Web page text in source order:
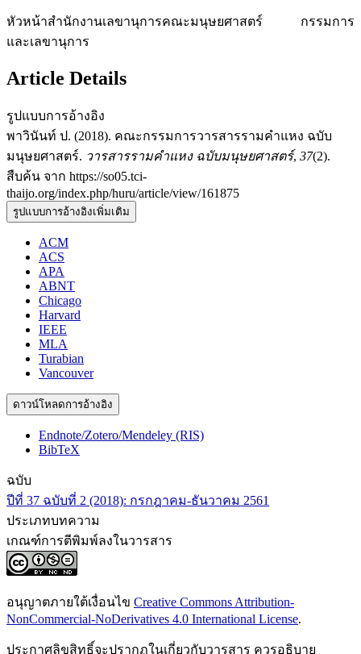
หัวหน้าสำนักงานเลขานุการคณะมนุษยศาสตร์ กรรมการ
และเลขานุการ
Article Details
รูปแบบการอ้างอิง
พาวินันท์ ป. (2018). คณะกรรมการวารสารรามคำแหง ฉบับ
มนุษยศาสตร์. วารสารรามคำแหง ฉบับมนุษยศาสตร์, 37(2).
สืบค้น จาก https://so05.tci-
thaijo.org/index.php/huru/article/view/161875
รูปแบบการอ้างอิงเพิ่มเติม
ACM
ACS
APA
ABNT
Chicago
Harvard
IEEE
MLA
Turabian
Vancouver
ดาวน์โหลดการอ้างอิง
Endnote/Zotero/Mendeley (RIS)
BibTeX
ฉบับ
ปีที่ 37 ฉบับที่ 2 (2018): กรกฎาคม-ธันวาคม 2561
ประเภทบทความ
เกณฑ์การตีพิมพ์ลงในวารสาร
อนุญาตภายใต้เงื่อนไข Creative Commons Attribution-
NonCommercial-NoDerivatives 4.0 International License.
ประกาศลิขสิทธิ์จะปรากฏในเกี่ยวกับวารสาร ควรอธิบาย